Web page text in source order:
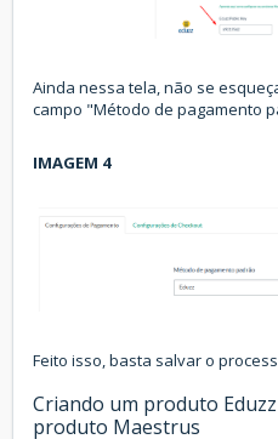
Ainda nessa tela, não se
campo "Método de pagamento
IMAGEM 4
Feito isso, basta salvar o
Criando um produto
produto Maestrus